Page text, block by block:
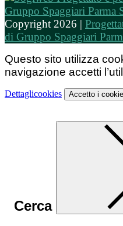
Copyright 2026 |
di Gruppo Spaggiari
Questo sito utilizza
navigazione accetti
Dettaglicookies Accetto i
Cerca